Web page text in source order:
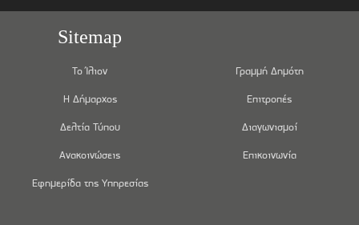
Sitemap
Το Ίλιον
Η Δήμαρχος
Δελτία Τύπου
Ανακοινώσεις
Εφημερίδα της Υπηρεσίας
Γραμμή Δημότη
Επιτροπές
Διαγωνισμοί
Επικοινωνία